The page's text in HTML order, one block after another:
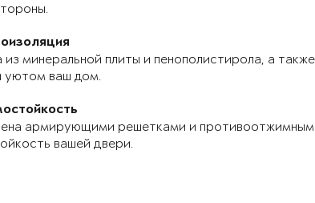
из минеральной плиты и пенополистирола, а
уютом ваш дом.
армирующими решетками и
вашей двери.